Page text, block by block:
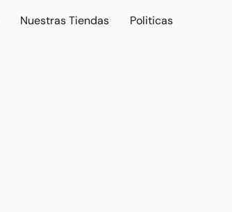
Nuestras Tiendas Politicas